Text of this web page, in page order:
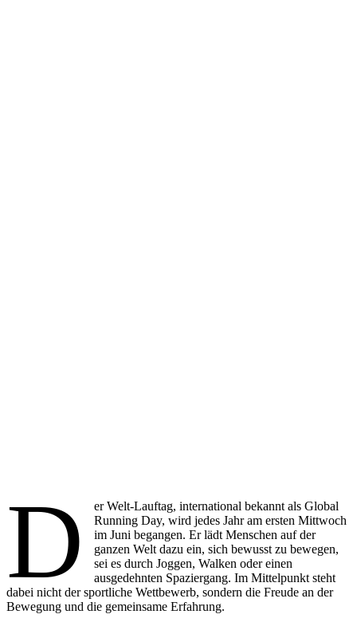
D
er Welt-Lauftag, international bekannt als Global
Running Day, wird jedes Jahr am ersten Mittwoch
im Juni begangen. Er lädt Menschen auf der
ganzen Welt dazu ein, sich bewusst zu bewegen,
sei es durch Joggen, Walken oder einen
ausgedehnten Spaziergang. Im Mittelpunkt steht
dabei nicht der sportliche Wettbewerb, sondern die Freude an der
Bewegung und die gemeinsame Erfahrung.